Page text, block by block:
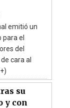
emitió un
el
del
cara al
su
y con